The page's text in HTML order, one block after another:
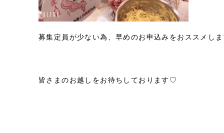
募集定員が少ない為、早めのお申込みをおススメし
皆さまのお越しをお待ちしております♡